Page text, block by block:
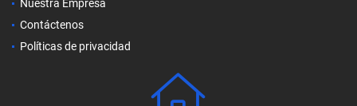
Nuestra Empresa
Contáctenos
Políticas de privacidad